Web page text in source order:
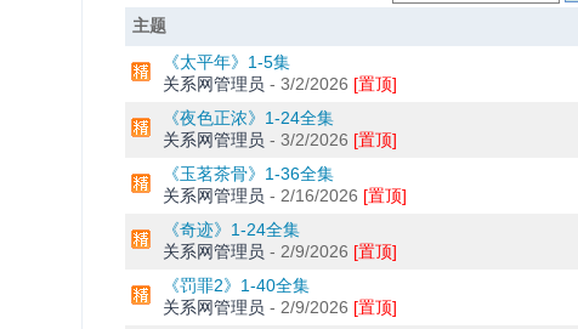
主题
《太平年》1-5集
关系网管理员 -3/2/2026 [置顶]
《夜色正浓》1-24全集
关系网管理员 -3/2/2026 [置顶]
《玉茗茶骨》1-36全集
关系网管理员 - 2/16/2026 [置顶]
《奇迹》1-24全集
关系网管理员 - 2/9/2026 [置顶]
《罚罪2》1-40全集
关系网管理员 - 2/9/2026 [置顶]